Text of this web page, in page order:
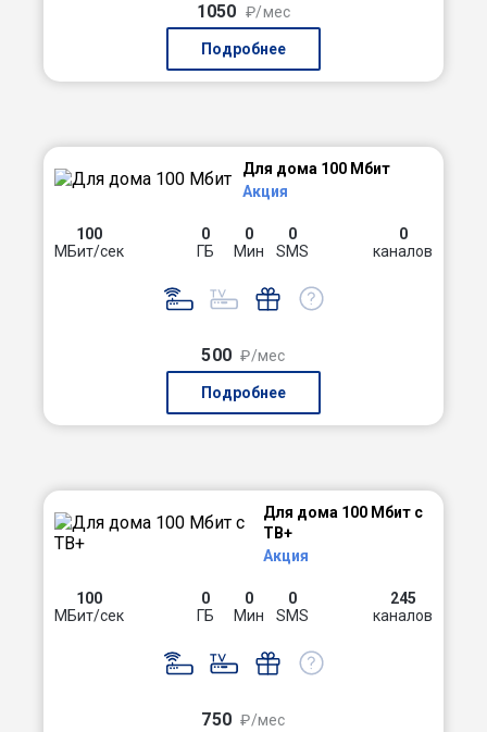
1050 ₽/мес
Подробнее
Для дома 100 Мбит
Акция
100
МБит/сек
0
ГБ
0
Мин
0
SMS
0
каналов
500 ₽/мес
Подробнее
Для дома 100 Мбит с
ТВ+
Акция
100
МБит/сек
0
ГБ
0
Мин
0
SMS
245
каналов
750 ₽/мес